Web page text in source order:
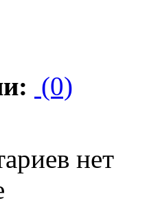
(0)
нет